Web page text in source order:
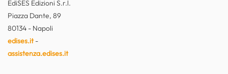
EdiSES Edizioni S.r.l.
Piazza Dante, 89
80134 - Napoli
edises.it-
assistenza.edises.it